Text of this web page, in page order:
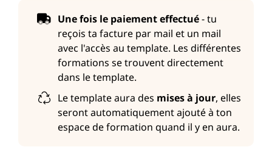
Une fois le paiement effectué- tu
reçois ta facture par mail et un mail
avec l'accès au template. Les différentes
formations se trouvent directement
dans le template.
Le template aura des mises à jour, elles
seront automatiquement ajouté à ton
espace de formation quand il y en aura.